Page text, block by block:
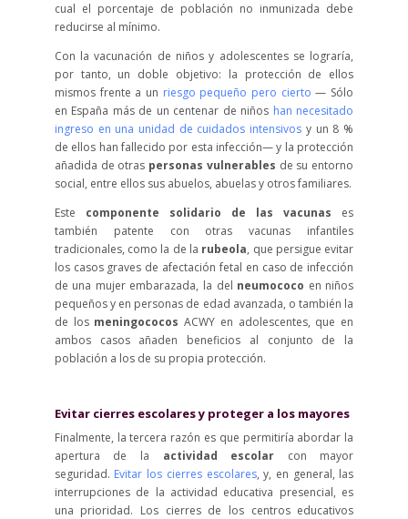
cual el porcentaje de población no inmunizada debe
reducirse al mínimo.
Con la vacunación de niños y adolescentes se lograría,
por tanto, un doble objetivo: la protección de ellos
mismos frente a un riesgo pequeño pero cierto — Sólo
en España más de un centenar de niños han necesitado
ingreso en una unidad de cuidados intensivos y un 8 %
de ellos han fallecido por esta infección— y la protección
añadida de otras personas vulnerables de su entorno
social, entre ellos sus abuelos, abuelas y otros familiares.
Este componente solidario de las vacunas es
también patente con otras vacunas infantiles
tradicionales, como la de la rubeola, que persigue evitar
los casos graves de afectación fetal en caso de infección
de una mujer embarazada, la del neumococo en niños
pequeños y en personas de edad avanzada, o también la
de los meningococos ACWY en adolescentes, que en
ambos casos añaden beneficios al conjunto de la
población a los de su propia protección.
Evitar cierres escolares y proteger a los mayores
Finalmente, la tercera razón es que permitiría abordar la
apertura de la actividad escolar con mayor
seguridad. Evitar los cierres escolares, y, en general, las
interrupciones de la actividad educativa presencial, es
una prioridad. Los cierres de los centros educativos